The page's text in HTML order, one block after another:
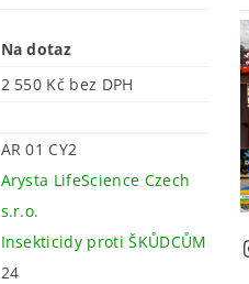
Na dotaz
2 550 Kč bez DPH
AR 01 CY2
Arysta LifeScience Czech
s.r.o.
Insekticidy proti ŠKŮDCŮM
24